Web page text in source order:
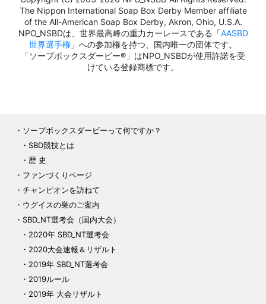
The Nippon International Soap Box Derby Member affiliate
of the All-American Soap Box Derby, Akron, Ohio, U.S.A.
NPO_NSBDは、世界最高峰の重力カーレースである「AASBD
世界選手権 」への参加権を持つ、国内唯一の団体です。
「ソープボックスダービー®」はNPO_NSBDが使用許諾を受
けている登録商標です。
ソープボックスダービーって何ですか？
SBD競技とは
歴 史
ファンづくりページ
チャンピオンを訪ねて
ウグイスの巣のご案内
SBD_NT選考会（国内大会）
2020年 SBD_NT選考会
2020大会速報＆リザルト
2019年 SBD_NT選考会
2019ルール
2019年 大会リザルト